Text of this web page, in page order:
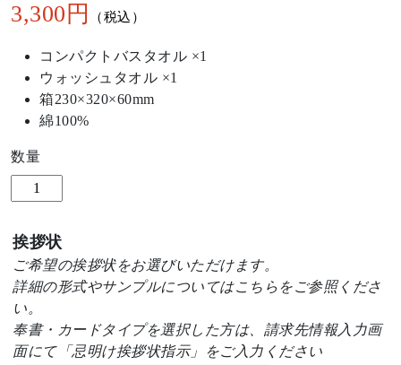
3,300
コンパクトバスタオル ×1
ウォッシュタオル ×1
箱230×320×60mm
綿100%
挨拶状
ご希望の挨拶状をお選びいただけます。
詳細の形式やサンプルについてはこちら をご参照くださ
い。
奉書・カードタイプを選択した方は、請求先情報入力画
面にて「忌明け挨拶状指示」をご入力ください
数量
治
オ
ル
エ
コ
こ
う